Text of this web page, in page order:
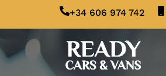
+34 606 974 742